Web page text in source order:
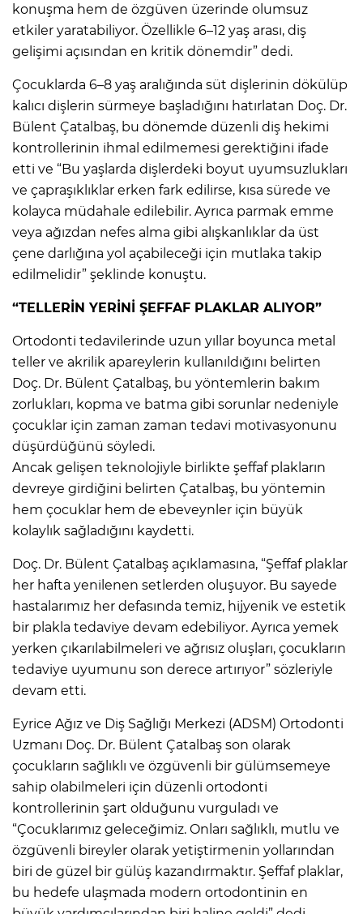
konuşma hem de özgüven üzerinde olumsuz
etkiler yaratabiliyor. Özellikle 6–12 yaş arası, diş
gelişimi açısından en kritik dönemdir” dedi.
Çocuklarda 6–8 yaş aralığında süt dişlerinin dökülüp
kalıcı dişlerin sürmeye başladığını hatırlatan Doç. Dr.
Bülent Çatalbaş, bu dönemde düzenli diş hekimi
kontrollerinin ihmal edilmemesi gerektiğini ifade
etti ve “Bu yaşlarda dişlerdeki boyut uyumsuzlukları
ve çapraşıklıklar erken fark edilirse, kısa sürede ve
kolayca müdahale edilebilir. Ayrıca parmak emme
veya ağızdan nefes alma gibi alışkanlıklar da üst
çene darlığına yol açabileceği için mutlaka takip
edilmelidir” şeklinde konuştu.
“TELLERİN YERİNİ ŞEFFAF PLAKLAR ALIYOR”
Ortodonti tedavilerinde uzun yıllar boyunca metal
teller ve akrilik apareylerin kullanıldığını belirten
Doç. Dr. Bülent Çatalbaş, bu yöntemlerin bakım
zorlukları, kopma ve batma gibi sorunlar nedeniyle
çocuklar için zaman zaman tedavi motivasyonunu
düşürdüğünü söyledi.
Ancak gelişen teknolojiyle birlikte şeffaf plakların
devreye girdiğini belirten Çatalbaş, bu yöntemin
hem çocuklar hem de ebeveynler için büyük
kolaylık sağladığını kaydetti.
Doç. Dr. Bülent Çatalbaş açıklamasına, “Şeffaf plaklar
her hafta yenilenen setlerden oluşuyor. Bu sayede
hastalarımız her defasında temiz, hijyenik ve estetik
bir plakla tedaviye devam edebiliyor. Ayrıca yemek
yerken çıkarılabilmeleri ve ağrısız oluşları, çocukların
tedaviye uyumunu son derece artırıyor” sözleriyle
devam etti.
Eyrice Ağız ve Diş Sağlığı Merkezi (ADSM) Ortodonti
Uzmanı Doç. Dr. Bülent Çatalbaş son olarak
çocukların sağlıklı ve özgüvenli bir gülümsemeye
sahip olabilmeleri için düzenli ortodonti
kontrollerinin şart olduğunu vurguladı ve
“Çocuklarımız geleceğimiz. Onları sağlıklı, mutlu ve
özgüvenli bireyler olarak yetiştirmenin yollarından
biri de güzel bir gülüş kazandırmaktır. Şeffaf plaklar,
bu hedefe ulaşmada modern ortodontinin en